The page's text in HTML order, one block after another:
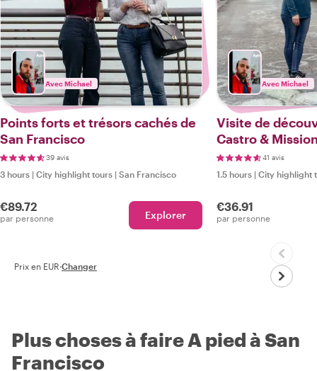
Avec Michael
Points forts et trésors cachés de
San Francisco
39 avis
3 hours | City highlight tours | San Francisco
€89.72
par personne Explorer
Avec Michael
Visite de
Castro &
41 avis
1.5 hours | City highlight
€36.91
par personne
Prix en EUR·Changer
Plus choses à faire A pied à San
Francisco